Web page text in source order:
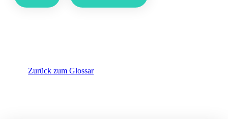
Zurück zum Glossar